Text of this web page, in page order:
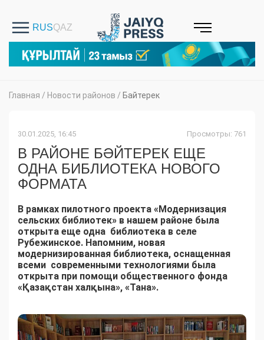
Главная / Новости районов / Байтерек
30.01.2025, 16:45 Просмотры: 761
В РАЙОНЕ БӘЙТЕРЕК ЕЩЕ
ОДНА БИБЛИОТЕКА НОВОГО
ФОРМАТА
В рамках пилотного проекта «Модернизация
сельских библиотек» в нашем районе была
открыта еще одна библиотека в селе
Рубежинское. Напомним, новая
модернизированная библиотека, оснащенная
всеми современными технологиями была
открыта при помощи общественного фонда
«Қазақстан халқына», «Тана».